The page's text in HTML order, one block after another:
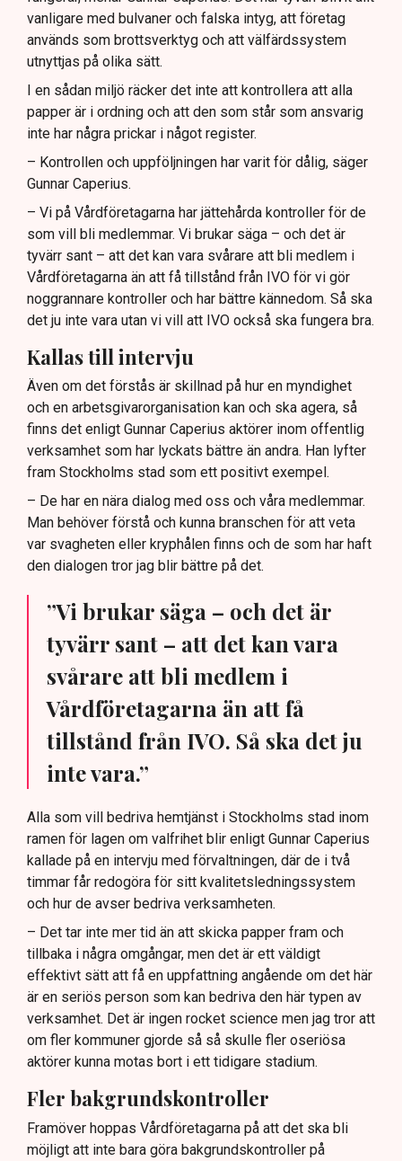
vanligare med bulvaner och falska intyg, att företag
används som brottsverktyg och att välfärdssystem
utnyttjas på olika sätt.
I en sådan miljö räcker det inte att kontrollera att alla
papper är i ordning och att den som står som ansvarig
inte har några prickar i något register.
– Kontrollen och uppföljningen har varit för dålig, säger
Gunnar Caperius.
– Vi på Vårdföretagarna har jättehårda kontroller för de
som vill bli medlemmar. Vi brukar säga – och det är
tyvärr sant – att det kan vara svårare att bli medlem i
Vårdföretagarna än att få tillstånd från IVO för vi gör
noggrannare kontroller och har bättre kännedom. Så ska
det ju inte vara utan vi vill att IVO också ska fungera bra.
Kallas till intervju
Även om det förstås är skillnad på hur en myndighet
och en arbetsgivarorganisation kan och ska agera, så
finns det enligt Gunnar Caperius aktörer inom offentlig
verksamhet som har lyckats bättre än andra. Han lyfter
fram Stockholms stad som ett positivt exempel.
– De har en nära dialog med oss och våra medlemmar.
Man behöver förstå och kunna branschen för att veta
var svagheten eller kryphålen finns och de som har haft
den dialogen tror jag blir bättre på det.
”Vi brukar säga – och det är
tyvärr sant – att det kan vara
svårare att bli medlem i
Vårdföretagarna än att få
tillstånd från IVO. Så ska det ju
inte vara.”
Alla som vill bedriva hemtjänst i Stockholms stad inom
ramen för lagen om valfrihet blir enligt Gunnar Caperius
kallade på en intervju med förvaltningen, där de i två
timmar får redogöra för sitt kvalitetsledningssystem
och hur de avser bedriva verksamheten.
– Det tar inte mer tid än att skicka papper fram och
tillbaka i några omgångar, men det är ett väldigt
effektivt sätt att få en uppfattning angående om det här
är en seriös person som kan bedriva den här typen av
verksamhet. Det är ingen rocket science men jag tror att
om fler kommuner gjorde så så skulle fler oseriösa
aktörer kunna motas bort i ett tidigare stadium.
Fler bakgrundskontroller
Framöver hoppas Vårdföretagarna på att det ska bli
möjligt att inte bara göra bakgrundskontroller på